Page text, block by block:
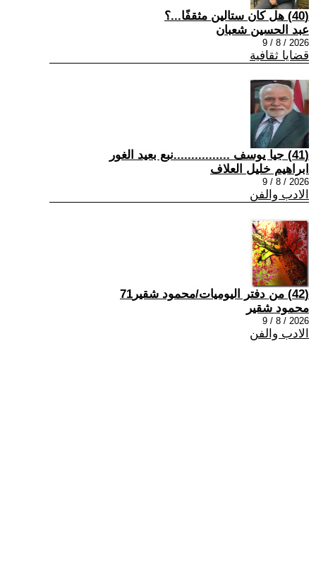
(40) هل كان ستالين مثقفًا...؟
عبد الحسين شعبان
2026 / 8 / 9
قضايا ثقافية
(41) جيا يوسف ................نبع بعيد الغور
ابراهيم خليل العلاف
2026 / 8 / 9
الادب والفن
(42) من دفتر اليوميات/محمود شقير71
محمود شقير
2026 / 8 / 9
الادب والفن